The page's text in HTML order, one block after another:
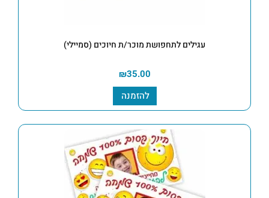
עגילים לתחפושת מוכר/ת חיוכים (סמיילי)
₪35.00
להזמנה